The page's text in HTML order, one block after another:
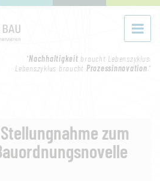
"Nachhaltigkeit braucht Lebenszyklus.
Lebenszyklus braucht Prozessinnovation."
zum